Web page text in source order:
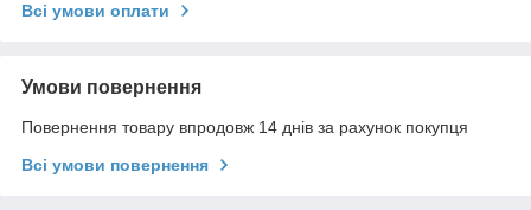
Всі умови оплати
Умови повернення
Повернення товару впродовж 14 днів за рахунок покупця
Всі умови повернення